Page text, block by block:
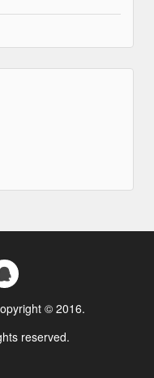
© 2016.
reserved.